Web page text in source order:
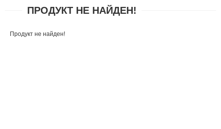
ПРОДУКТ НЕ НАЙДЕН!
Продукт не найден!